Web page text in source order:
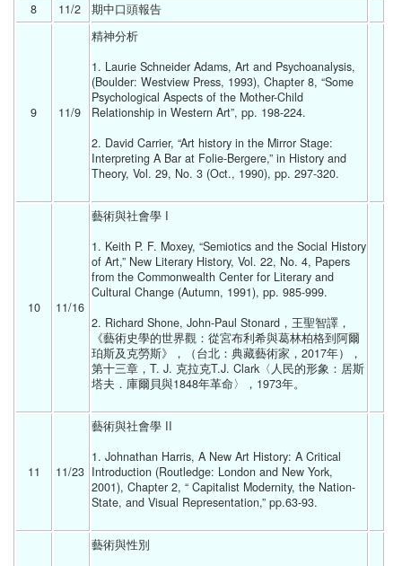
8 11/2 期中口頭報告
9 11/9
精神分析
1. Laurie Schneider Adams, Art and Psychoanalysis,
(Boulder: Westview Press, 1993), Chapter 8, “Some
Psychological Aspects of the Mother-Child
Relationship in Western Art”, pp. 198-224.
2. David Carrier, “Art history in the Mirror Stage:
Interpreting A Bar at Folie-Bergere,” in History and
Theory, Vol. 29, No. 3 (Oct., 1990), pp. 297-320.
10 11/16
藝術與社會學 I
1. Keith P. F. Moxey, “Semiotics and the Social History
of Art,” New Literary History, Vol. 22, No. 4, Papers
from the Commonwealth Center for Literary and
Cultural Change (Autumn, 1991), pp. 985-999.
2. Richard Shone, John-Paul Stonard，王聖智譯，
《藝術史學的世界觀：從宮布利希與葛林柏格到阿爾
珀斯及克勞斯》，（台北：典藏藝術家，2017年），
第十三章，T. J. 克拉克T.J. Clark〈人民的形象：居斯
塔夫．庫爾貝與1848年革命〉，1973年。
11 11/23
藝術與社會學 II
1. Johnathan Harris, A New Art History: A Critical
Introduction (Routledge: London and New York,
2001), Chapter 2, “ Capitalist Modernity, the Nation-
State, and Visual Representation,” pp.63-93.
藝術與性別